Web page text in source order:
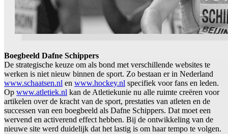
Boegbeeld Dafne Schippers
De strategische keuze om als bond met verschillende websites te
werken is niet nieuw binnen de sport. Zo bestaan er in Nederland
www.schaatsen.nl en www.hockey.nl specifiek voor fans en leden.
Op www.atletiek.nl kan de Atletiekunie nu alle ruimte creëren voor
artikelen over de kracht van de sport, prestaties van atleten en de
successen van een boegbeeld als Dafne Schippers. Dat moet een
wervend en activerend effect hebben. Bij de ontwikkeling van de
nieuwe site werd duidelijk dat het lastig is om haar tempo te volgen.